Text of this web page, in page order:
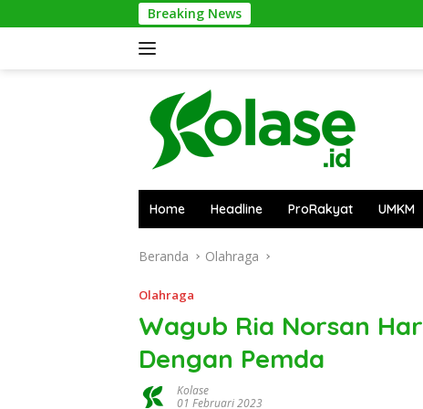
ke
Breaking News Bantai
Home Headline ProRakyat UMKM
Beranda Olahraga
Olahraga
Wagub Ria Norsan
Dengan Pemda
Kolase
01 Februari 2023